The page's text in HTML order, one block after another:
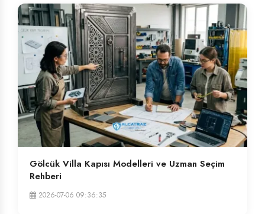
Gölcük Villa Kapısı Modelleri ve Uzman Seçim
Rehberi
2026-07-06 09:36:35